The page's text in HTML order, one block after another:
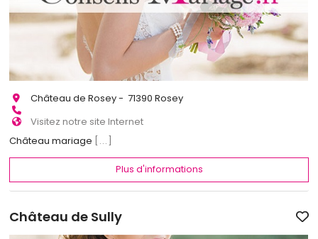
Château de Rosey - 71390 Rosey
Visitez notre site Internet
Château mariage [...]
Plus d'informations
Château de Sully